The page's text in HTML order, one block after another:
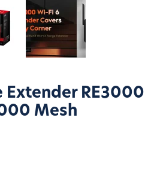
Extender RE3000
Mesh